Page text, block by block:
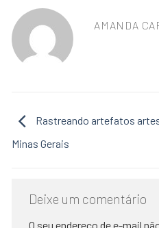
AMANDA
Rastreando artefatos
Minas Gerais
Deixe um comentário
O seu endereço de e-mail